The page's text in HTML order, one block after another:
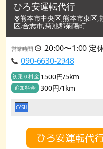
ひろ安運転代行
熊本市中央区,熊本市東区,
区,合志市,菊池郡菊陽町
営業時間
20:00〜1:00 定
090-6630-2948
初乗り料金 1500円/5km
追加料金 300円/1km
CASH
ひろ安運転代